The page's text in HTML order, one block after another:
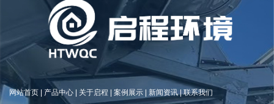
诚信服务
以专业技能为基础，快速响应客户需
求
全国服务热线
15189710888
网站首页 产品中心 关于启程 案例展示 新闻资讯|联系我们